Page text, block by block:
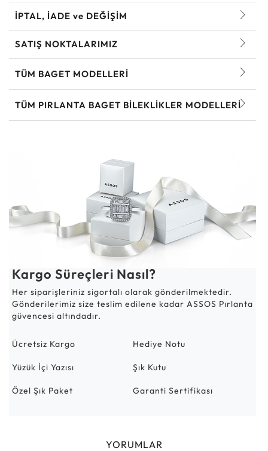
İPTAL, İADE ve DEĞİŞİM
SATIŞ NOKTALARIMIZ
TÜM BAGET MODELLERI
TÜM PIRLANTA BAGET BILEKLIKLER MODELLERI
Kargo Süreçleri Nasıl?
Her siparişleriniz sigortalı olarak gönderilmektedir.
Gönderilerimiz size teslim edilene kadar ASSOS Pırlanta
güvencesi altındadır.
Ücretsiz Kargo Hediye Notu
Yüzük İçi Yazısı Şık Kutu
Özel Şık Paket Garanti Sertifikası
YORUMLAR